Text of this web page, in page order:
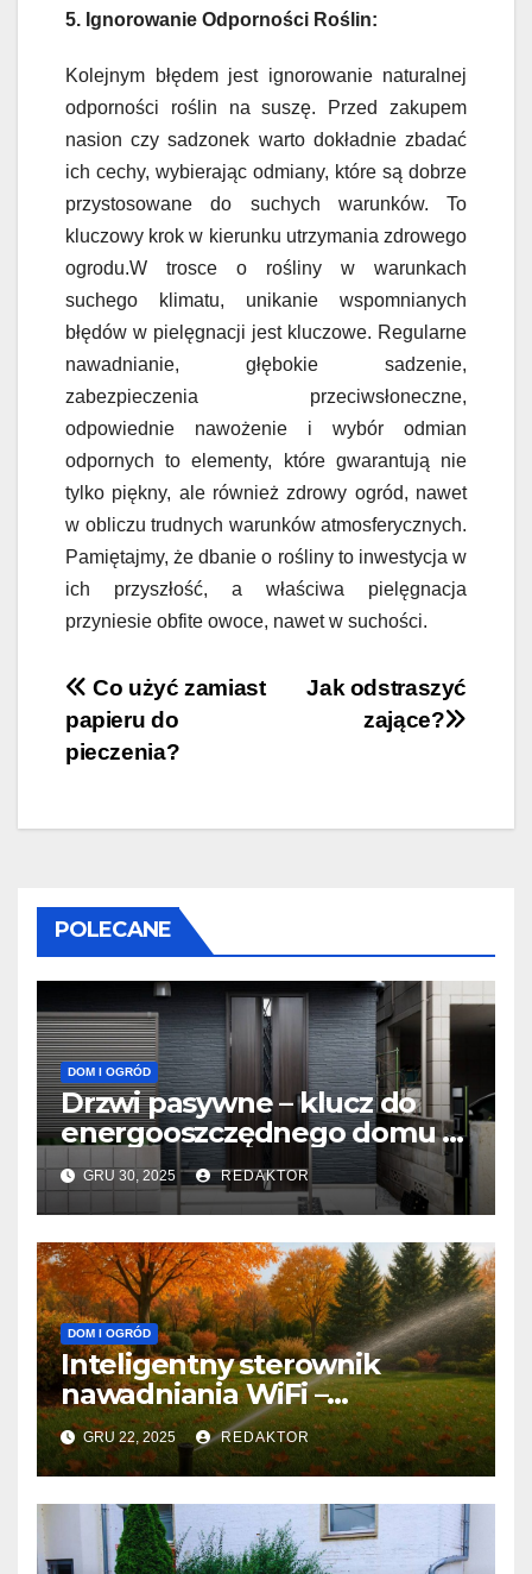
5. Ignorowanie Odporności Roślin:
Kolejnym błędem jest ignorowanie naturalnej
odporności roślin na suszę. Przed zakupem
nasion czy sadzonek warto dokładnie zbadać
ich cechy, wybierając odmiany, które są dobrze
przystosowane do suchych warunków. To
kluczowy krok w kierunku utrzymania zdrowego
ogrodu.W trosce o rośliny w warunkach
suchego klimatu, unikanie wspomnianych
błędów w pielęgnacji jest kluczowe. Regularne
nawadnianie, głębokie sadzenie,
zabezpieczenia przeciwsłoneczne,
odpowiednie nawożenie i wybór odmian
odpornych to elementy, które gwarantują nie
tylko piękny, ale również zdrowy ogród, nawet
w obliczu trudnych warunków atmosferycznych.
Pamiętajmy, że dbanie o rośliny to inwestycja w
ich przyszłość, a właściwa pielęgnacja
przyniesie obfite owoce, nawet w suchości.
Nawigacja
wpisu
Jak odstraszyć
zające?
Co użyć zamiast
papieru do
pieczenia?
POLECANE
DOM I OGRÓD
Drzwi pasywne – klucz do
energooszczędnego domu w
Warszawie
GRU 30, 2025 REDAKTOR
DOM I OGRÓD
Inteligentny sterownik
nawadniania WiFi –
nowoczesne nawadnianie z
Rain Bird
GRU 22, 2025 REDAKTOR